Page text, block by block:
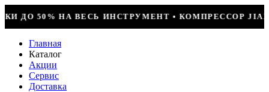
• КОМПРЕССОР JIAXIPERA T1114YB, 170ВТ, R-
Главная
Каталог
Акции
Сервис
Доставка